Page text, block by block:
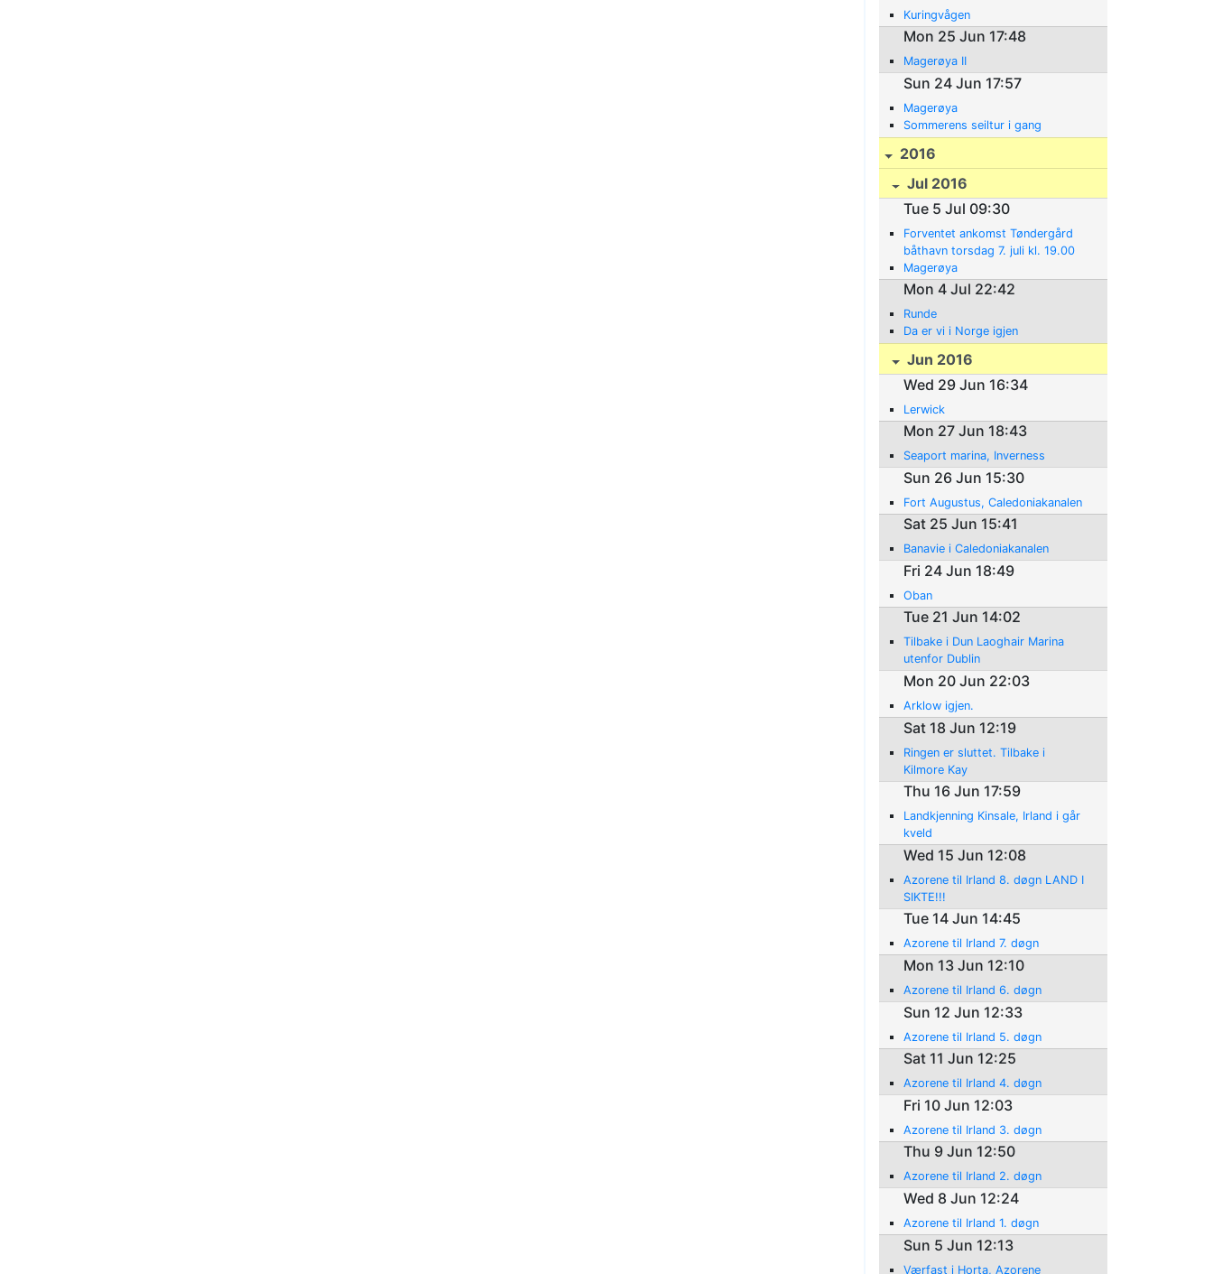
Kuringvågen
Mon 25 Jun 17:48
Magerøya II
Sun 24 Jun 17:57
Magerøya
Sommerens seiltur i gang
2016
Jul 2016
Tue 5 Jul 09:30
Forventet ankomst Tøndergård
båthavn torsdag 7. juli kl. 19.00
Magerøya
Mon 4 Jul 22:42
Runde
Da er vi i Norge igjen
Jun 2016
Wed 29 Jun 16:34
Lerwick
Mon 27 Jun 18:43
Seaport marina, Inverness
Sun 26 Jun 15:30
Fort Augustus, Caledoniakanalen
Sat 25 Jun 15:41
Banavie i Caledoniakanalen
Fri 24 Jun 18:49
Oban
Tue 21 Jun 14:02
Tilbake i Dun Laoghair Marina
utenfor Dublin
Mon 20 Jun 22:03
Arklow igjen.
Sat 18 Jun 12:19
Ringen er sluttet. Tilbake i
Kilmore Kay
Thu 16 Jun 17:59
Landkjenning Kinsale, Irland i går
kveld
Wed 15 Jun 12:08
Azorene til Irland 8. døgn LAND I
SIKTE!!!
Tue 14 Jun 14:45
Azorene til Irland 7. døgn
Mon 13 Jun 12:10
Azorene til Irland 6. døgn
Sun 12 Jun 12:33
Azorene til Irland 5. døgn
Sat 11 Jun 12:25
Azorene til Irland 4. døgn
Fri 10 Jun 12:03
Azorene til Irland 3. døgn
Thu 9 Jun 12:50
Azorene til Irland 2. døgn
Wed 8 Jun 12:24
Azorene til Irland 1. døgn
Sun 5 Jun 12:13
Værfast i Horta, Azorene